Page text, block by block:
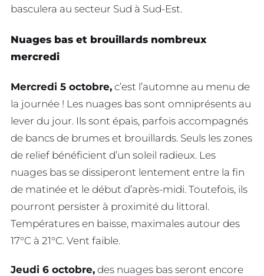
basculera au secteur Sud à Sud-Est.
Nuages bas et brouillards nombreux
mercredi
Mercredi 5 octobre, c’est l’automne au menu de
la journée ! Les nuages bas sont omniprésents au
lever du jour. Ils sont épais, parfois accompagnés
de bancs de brumes et brouillards. Seuls les zones
de relief bénéficient d’un soleil radieux. Les
nuages bas se dissiperont lentement entre la fin
de matinée et le début d’après-midi. Toutefois, ils
pourront persister à proximité du littoral.
Températures en baisse, maximales autour des
17°C à 21°C. Vent faible.
Jeudi 6 octobre, des nuages bas seront encore